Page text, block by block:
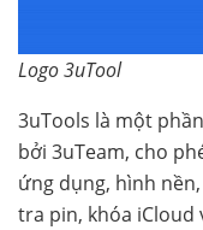
Logo 3uTool
3uTools là một
bởi 3uTeam, cho
ứng dụng, hình
tra pin, khóa